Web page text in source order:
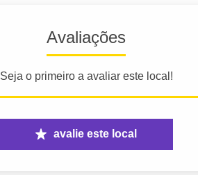
Avaliações
Seja o primeiro a avaliar este local!
avalie este local